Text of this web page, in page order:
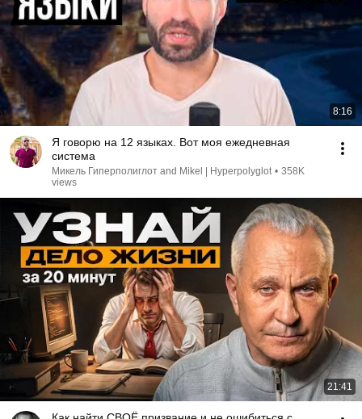
8:16
Я говорю на 12 языках. Вот моя ежедневная
система
Микель Гиперполиглот and Mikel | Hyperpolyglot • 358K
views
21:41